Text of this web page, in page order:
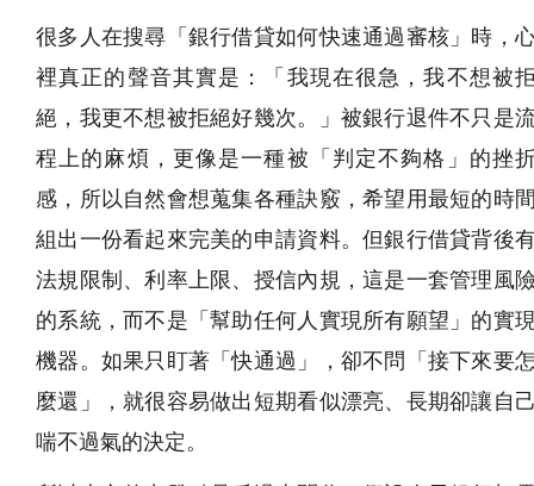
很多人在搜尋「銀行借貸如何快速通過審核」時，
裡真正的聲音其實是：「我現在很急，我不想被
絕，我更不想被拒絕好幾次。」被銀行退件不只是
程上的麻煩，更像是一種被「判定不夠格」的挫
感，所以自然會想蒐集各種訣竅，希望用最短的時
組出一份看起來完美的申請資料。但銀行借貸背後
法規限制、利率上限、授信內規，這是一套管理風
的系統，而不是「幫助任何人實現所有願望」的實
機器。如果只盯著「快通過」，卻不問「接下來要
麼還」，就很容易做出短期看似漂亮、長期卻讓自
喘不過氣的決定。